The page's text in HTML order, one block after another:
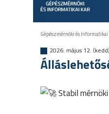
Gépészmérnöki és Informatikai
2026. május 12.
Stabil